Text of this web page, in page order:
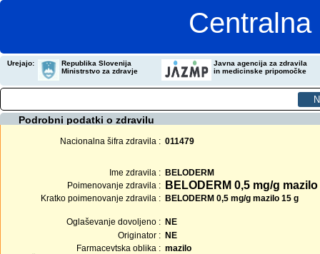
Urejajo:
Republika Slovenija
Ministrstvo za zdravje
Javna agencija za zdravila
in medicinske pripomočke
Podrobni podatki o zdravilu
Nacionalna šifra zdravila : 011479
Ime zdravila : BELODERM
Poimenovanje zdravila :
BELODERM 0,5 mg/g mazilo
Kratko poimenovanje zdravila : BELODERM 0,5 mg/g mazilo 15 g
Oglaševanje dovoljeno : NE
Originator : NE
Farmacevtska oblika : mazilo